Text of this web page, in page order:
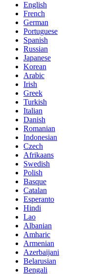
English
French
German
Portuguese
Spanish
Russian
Japanese
Korean
Arabic
Irish
Greek
Turkish
Italian
Danish
Romanian
Indonesian
Czech
Afrikaans
Swedish
Polish
Basque
Catalan
Esperanto
Hindi
Lao
Albanian
Amharic
Armenian
Azerbaijani
Belarusian
Bengali